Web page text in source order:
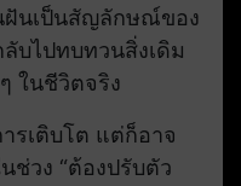
ฝันเป็นสัญลักษณ์ของ
บไปทบทวนสิ่งเดิม
ในชีวิตจริง
รเติบโต แต่ก็อาจ
ช่วง “ต้องปรับตัว